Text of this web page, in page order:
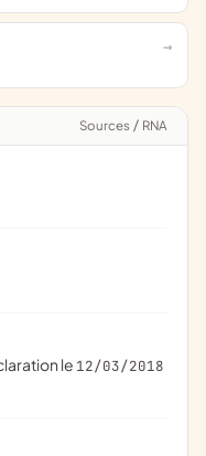
Sources / RNA
le 12/03/2018